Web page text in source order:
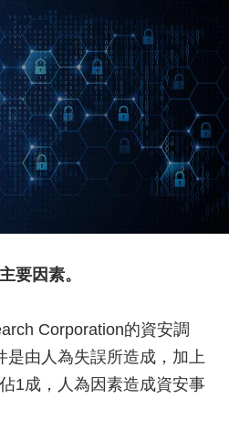
要因素。
Corporation的資安調
是由人為失誤所造成，加上
1成，人為因素造成資安事